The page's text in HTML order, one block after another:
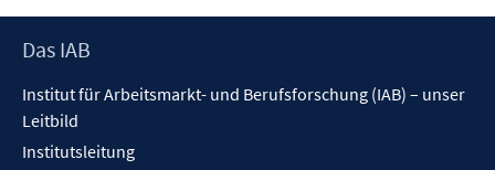
Footer
Das IAB
Institut für Arbeitsmarkt- und Berufsforschung (IAB) – unser
Leitbild
Institutsleitung